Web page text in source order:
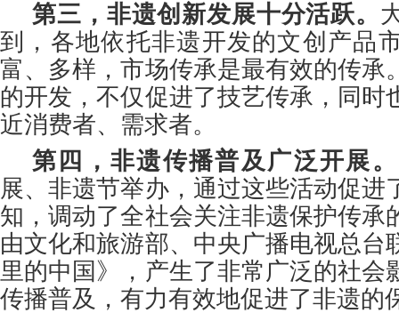
第三，非遗创新发展十分活跃。
到，各地依托非遗开发的文创产品
富、多样，市场传承是最有效的传承
的开发，不仅促进了技艺传承，同时
近消费者、需求者。
第四，非遗传播普及广泛开展。
展、非遗节举办，通过这些活动促进
知，调动了全社会关注非遗保护传承
由文化和旅游部、中央广播电视总台
里的中国》，产生了非常广泛的社会
传播普及，有力有效地促进了非遗的